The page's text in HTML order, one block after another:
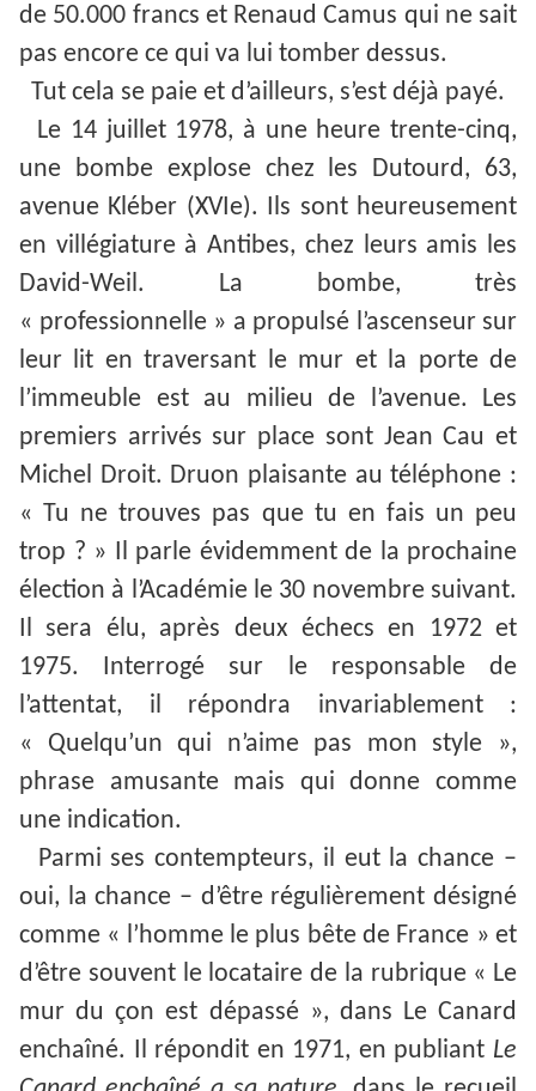
de 50.000 francs et Renaud Camus qui ne sait
pas encore ce qui va lui tomber dessus.
Tut cela se paie et d’ailleurs, s’est déjà payé.
Le 14 juillet 1978, à une heure trente-cinq,
une bombe explose chez les Dutourd, 63,
avenue Kléber (XVIe). Ils sont heureusement
en villégiature à Antibes, chez leurs amis les
David-Weil. La bombe, très
« professionnelle » a propulsé l’ascenseur sur
leur lit en traversant le mur et la porte de
l’immeuble est au milieu de l’avenue. Les
premiers arrivés sur place sont Jean Cau et
Michel Droit. Druon plaisante au téléphone :
« Tu ne trouves pas que tu en fais un peu
trop ? » Il parle évidemment de la prochaine
élection à l’Académie le 30 novembre suivant.
Il sera élu, après deux échecs en 1972 et
1975. Interrogé sur le responsable de
l’attentat, il répondra invariablement :
« Quelqu’un qui n’aime pas mon style »,
phrase amusante mais qui donne comme
une indication.
Parmi ses contempteurs, il eut la chance –
oui, la chance – d’être régulièrement désigné
comme « l’homme le plus bête de France » et
d’être souvent le locataire de la rubrique « Le
mur du çon est dépassé », dans Le Canard
enchaîné. Il répondit en 1971, en publiant Le